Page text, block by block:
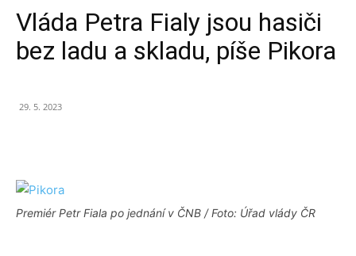
Vláda Petra Fialy jsou hasiči
bez ladu a skladu, píše Pikora
29. 5. 2023
Premiér Petr Fiala po jednání v ČNB / Foto: Úřad vlády ČR